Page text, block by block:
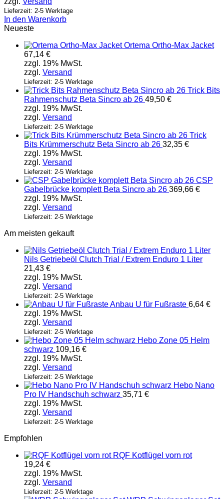
Lieferzeit: 2-5 Werktage
In den Warenkorb
Neueste
Ortema Ortho-Max Jacket
67,14 €
zzgl. 19% MwSt.
zzgl. Versand
Lieferzeit: 2-5 Werktage
Trick Bits
Rahmenschutz Beta Sincro ab 26 49,50 €
zzgl. 19% MwSt.
zzgl. Versand
Lieferzeit: 2-5 Werktage
Trick
Bits Krümmerschutz Beta Sincro ab 26 32,35 €
zzgl. 19% MwSt.
zzgl. Versand
Lieferzeit: 2-5 Werktage
CSP
Gabelbrücke komplett Beta Sincro ab 26 369,66 €
zzgl. 19% MwSt.
zzgl. Versand
Lieferzeit: 2-5 Werktage
Am meisten gekauft
Nils Getriebeöl Clutch Trial / Extrem Enduro 1 Liter
21,43 €
zzgl. 19% MwSt.
zzgl. Versand
Lieferzeit: 2-5 Werktage
Anbau U für Fußraste 6,64 €
zzgl. 19% MwSt.
zzgl. Versand
Lieferzeit: 2-5 Werktage
Hebo Zone 05 Helm
schwarz 109,16 €
zzgl. 19% MwSt.
zzgl. Versand
Lieferzeit: 2-5 Werktage
Hebo Nano
Pro IV Handschuh schwarz 35,71 €
zzgl. 19% MwSt.
zzgl. Versand
Lieferzeit: 2-5 Werktage
Empfohlen
RQF Kotflügel vorn rot
19,24 €
zzgl. 19% MwSt.
zzgl. Versand
Lieferzeit: 2-5 Werktage